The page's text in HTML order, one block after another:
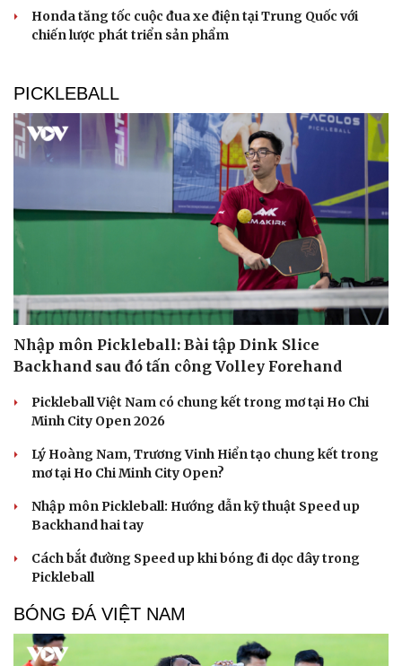
Tư vấn
Săn Tour
check-in
Podcast
Câu chuyện thời sự
Đọc truyện đêm khuya
Cửa sổ tình yêu
Kể chuyện cho bé
Hạt giống tâm hồn
Honda tăng tốc cuộc đua xe điện tại Trung Quốc với
chiến lược phát triển sản phẩm
PICKLEBALL
Nhập môn Pickleball: Bài tập Dink Slice
Backhand sau đó tấn công Volley Forehand
Pickleball Việt Nam có chung kết trong mơ tại Ho Chi
Minh City Open 2026
Lý Hoàng Nam, Trương Vinh Hiển tạo chung kết trong
mơ tại Ho Chi Minh City Open?
Nhập môn Pickleball: Hướng dẫn kỹ thuật Speed up
Backhand hai tay
Cách bắt đường Speed up khi bóng đi dọc dây trong
Pickleball
BÓNG ĐÁ VIỆT NAM